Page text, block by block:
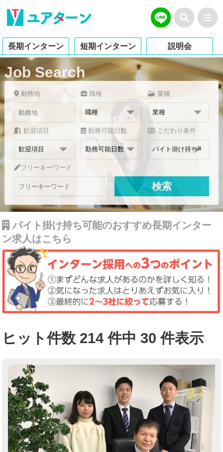
長期インターン 短期インターン 説明会
Job Search
勤務地 職種 業種
歓迎項目 勤務可能日数 こだわり条件
フリーキーワード
バイト掛け持ち可能のおすすめ長期インター
ン求人はこちら
ヒット件数 214 件中 30 件表示